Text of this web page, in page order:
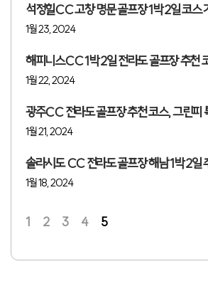
석정힐CC 고창 명문 골프장 1박 2일 코스
1월 23, 2024
해피니스CC 1박 2일 전라도 골프장 추천
1월 22, 2024
광주CC 전라도 골프장 추천 코스, 그린피
1월 21, 2024
솔라시도 CC 전라도 골프장 해남 1박 2일
1월 18, 2024
1 2 3 4 5